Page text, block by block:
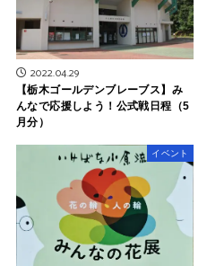
2022.04.29
【栃木ゴールデンブレーブス】み
んなで応援しよう！公式戦日程（5
月分）
イベント